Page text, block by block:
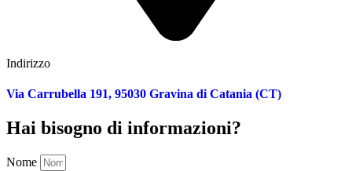
Indirizzo
Via Carrubella 191, 95030 Gravina di Catania (CT)
Hai bisogno di informazioni?
Nome